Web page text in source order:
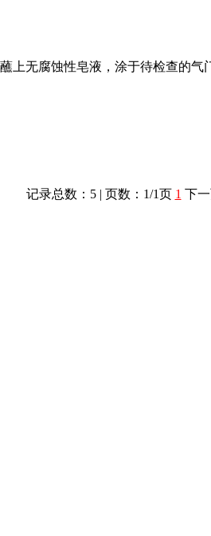
无腐蚀性皂液，涂于待检查的
记录总数：5 | 页数：1/1页 1 下